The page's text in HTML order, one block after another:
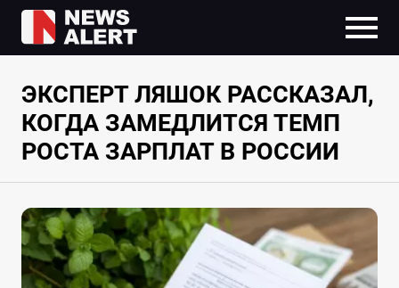
ЭКСПЕРТ ЛЯШОК РАССКАЗАЛ,
КОГДА ЗАМЕДЛИТСЯ ТЕМП
РОСТА ЗАРПЛАТ В РОССИИ